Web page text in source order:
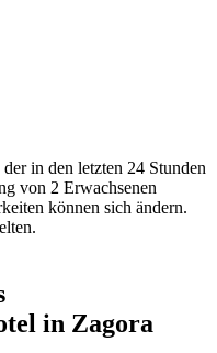
in den letzten 24 Stunden
von 2 Erwachsenen
können sich ändern.
in Zagora